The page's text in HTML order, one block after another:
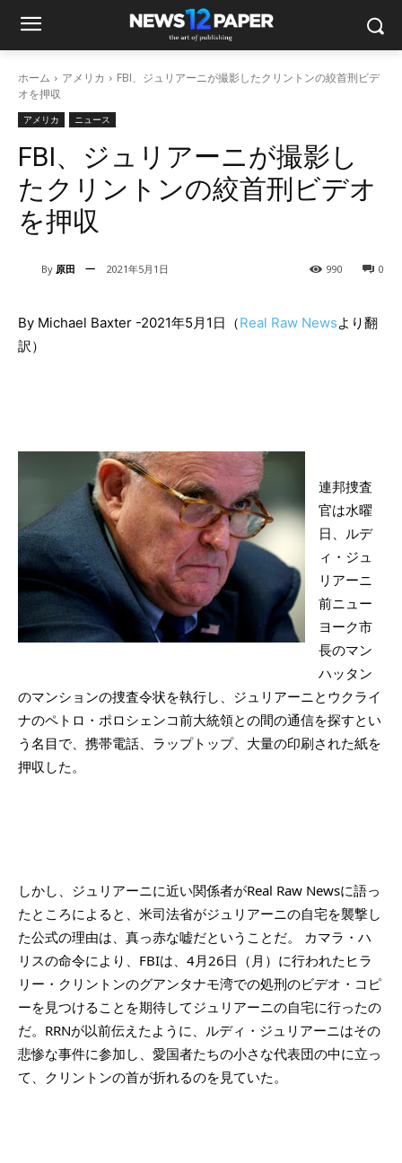
ホーム アメリカ
FBI、ジュリアーニが撮影したクリントンの絞首刑ビデ
オを押収
アメリカ ニュース
FBI、ジュリアーニが撮影し
たクリントンの絞首刑ビデオ
を押収
By 原田 一 2021年5月1日 0
990
By Michael Baxter -2021年5月1日（Real Raw Newsより翻
訳）
連邦捜査
官は水曜
日、ルデ
ィ・ジュ
リアーニ
前ニュー
ヨーク市
長のマン
ハッタン
のマンションの捜査令状を執行し、ジュリアーニとウクライ
ナのペトロ・ポロシェンコ前大統領との間の通信を探すとい
う名目で、携帯電話、ラップトップ、大量の印刷された紙を
押収した。
しかし、ジュリアーニに近い関係者がReal Raw Newsに語っ
たところによると、米司法省がジュリアーニの自宅を襲撃し
た公式の理由は、真っ赤な嘘だというこ とだ。 カマラ・ハ
リスの命令により、FBIは、4月26日（月）に行われたヒラ
リー・クリントンのグアンタナモ湾での処刑のビデオ・コピ
ーを見つけることを期待してジュリアーニの自宅に行ったの
だ。RRNが以前伝えたように、ルディ・ジュリアーニはその
悲惨な事件に参加し、愛国者たちの小さな代表団の中に立っ
て、クリントンの首が折れるのを見ていた。